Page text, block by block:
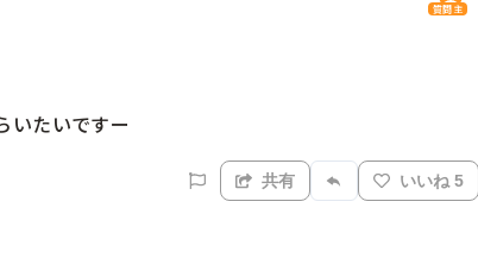
質問主
いたいですー
共有 いいね 5